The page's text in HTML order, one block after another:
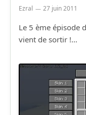
Ezral 27 juin 2011
Le 5 ème épisode
vient de sortir !…